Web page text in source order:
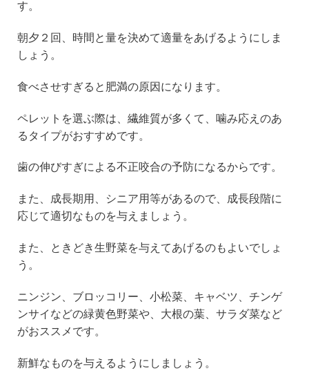
す。
朝夕２回、時間と量を決めて適量をあげるようにしま
しょう。
食べさせすぎると肥満の原因になります。
ペレットを選ぶ際は、繊維質が多くて、噛み応えのあ
るタイプがおすすめです。
歯の伸びすぎによる不正咬合の予防になるからです。
また、成長期用、シニア用等があるので、成長段階に
応じて適切なものを与えましょう。
また、ときどき生野菜を与えてあげるのもよいでしょ
う。
ニンジン、ブロッコリー、小松菜、キャベツ、チンゲ
ンサイなどの緑黄色野菜や、大根の葉、サラダ菜など
がおススメです。
新鮮なものを与えるようにしましょう。